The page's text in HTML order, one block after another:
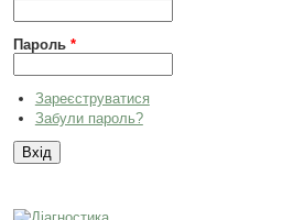
Пароль*
Зареєструватися
Забули пароль?